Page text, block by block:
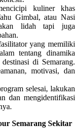
kuliner khas
Gimbal, atau Nasi
lidah tapi juga
yang memiliki
tentang dinamika
di Semarang.
motivasi, dan
selesai, lakukan
dan mengidentifikasi
Semarang Sekitar